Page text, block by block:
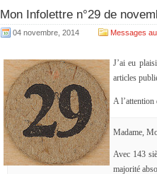
Mon Infolettre n°29 de
04 novembre, 2014 Messages
J’ai eu
articles
A l’attention
Madame,
Avec 143
majorité